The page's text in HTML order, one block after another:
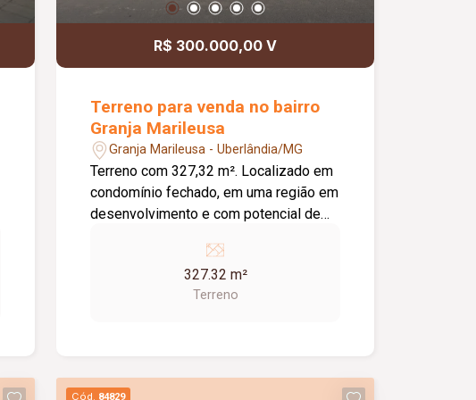
R$ 300.000,00 V
Terreno para venda no bairro
Granja Marileusa
Granja Marileusa - Uberlândia/MG
Terreno com 327,32 m². Localizado em
condomínio fechado, em uma região em
desenvolvimento e com potencial de
Terreno com boa área para construção;
Região em expansão e crescimento;
Excelente opção para construção
327.32 m²
Terreno
Cód. 84829